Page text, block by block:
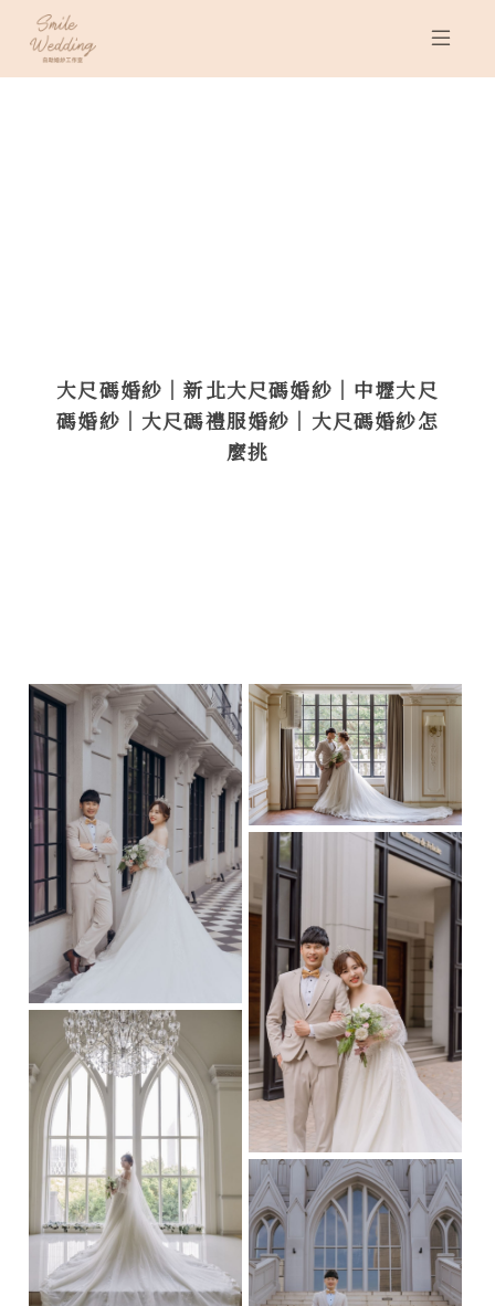
大尺碼婚紗｜新北大尺碼婚紗｜中壢大尺
碼婚紗｜大尺碼禮服婚紗｜大尺碼婚紗怎
麼挑